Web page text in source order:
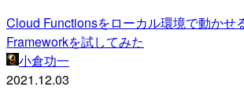
Cloud Functionsをローカル環境で動かせ
Frameworkを試してみた
小倉功一
2021.12.03